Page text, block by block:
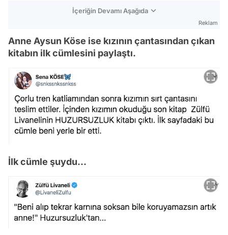
İçeriğin Devamı Aşağıda
Reklam
Anne Aysun Köse ise kızının çantasından çıkan
kitabın ilk cümlesini paylaştı.
İlk cümle şuydu...